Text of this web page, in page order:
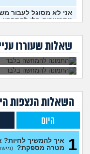
אני לא מסוגל לעבור
מתמשכים בלי להתפרץ
בעלי חסר רגשות באופן
(אנונימית, בת 33)
מרגיש תקוע בחיים, איך
להתמודד? (zak, בן 25)
(אנוני, בת 18)
איך לספר לבן זוג שלי
תקיפה מינית?
אני כבר לא נער. והזמן
למה אני לא מקבל את
כבר לא ילד יותר? (היו
שאלות שעוררו
הגיוני שפסיכיאטר
OCD, איך להתמודד
עם הדיכאון?
השאלות הנצפות ה
היום
1
איך להמשיך לחיות?
מטרה מספקת?